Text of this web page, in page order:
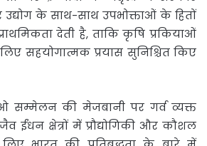
के साथ-साथ उपभोक्ताओं के हितों
देती है, ताकि कृषि प्रकियाओं
सहयोगात्मक प्रयास सुनिश्चित किए
सम्मेलन की मेजबानी पर गर्व व्यक्त
ईंधन क्षेत्रों में प्रौद्योगिकी और कौशल